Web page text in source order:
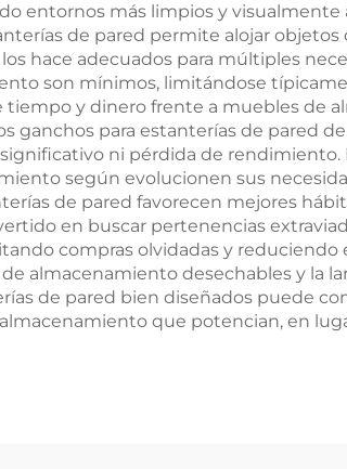
entornos más limpios y
de pared permite alojar objetos
hace adecuados para múltiples
son mínimos, limitándose
tiempo y dinero frente a muebles de
para estanterías de pared
ni pérdida de rendimiento.
según evolucionen sus
de pared favorecen mejores
en buscar pertenencias
compras olvidadas y reduciendo
almacenamiento desechables y la
de pared bien diseñados puede
que potencian, en